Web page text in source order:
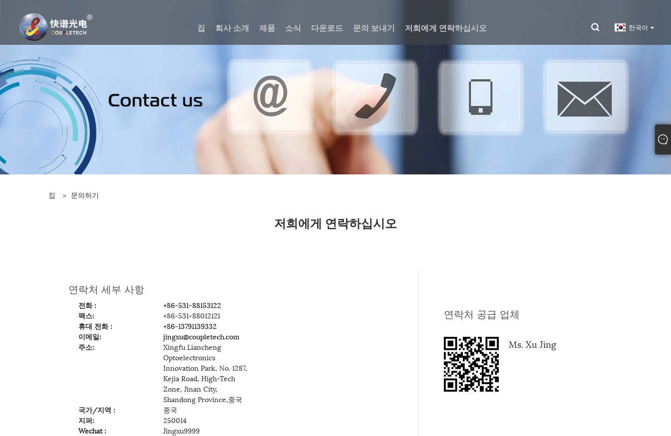
집 회사 소개 제품 소식 다운로드 문의 보내기 저희에게 연락하십시오 한국어
집 > 문의하기
저희에게 연락하십시오
연락처 세부 사항
전화 :
+86-531-88153122
팩스:
+86-531-88012121
휴대 전화 :
+86-13791139332
이메일:
jingxu@coupletech.com
주소:
Xingfu Liancheng
Optoelectronics
Innovation Park, No. 1287,
Kejia Road, High-Tech
Zone, Jinan City,
Shandong Province,중국
국가/지역 :
중국
지퍼:
250014
Wechat :
Jingxu9999
연락처 공급 업체
Ms. Xu Jing